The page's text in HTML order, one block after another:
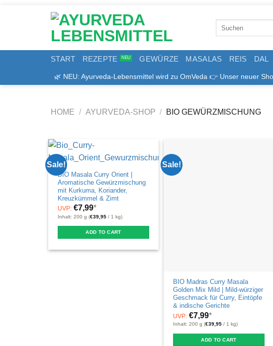
START REZEPTE GEWÜRZE MASALAS REIS DAL
🌿 NEU: Ayurveda-Lebensmittel wird zu OmVeda 👉 Unser neuer
HOME / AYURVEDA-SHOP / BIO GEWÜRZMISCHUNG
Sale!
BIO Masala Curry Orient |
Aromatische Gewürzmischung
mit Kurkuma, Koriander,
Kreuzkümmel & Zimt
UVP: €7,99*
Inhalt: 200 g (€39,95 / 1 kg)
ADD TO CART
Sale!
BIO Madras Curry Masala
Golden Mix Mild | Mild-würziger
Geschmack für Curry, Eintöpfe
& indische Gerichte
UVP: €7,99*
Inhalt: 200 g (€39,95 / 1 kg)
ADD TO CART